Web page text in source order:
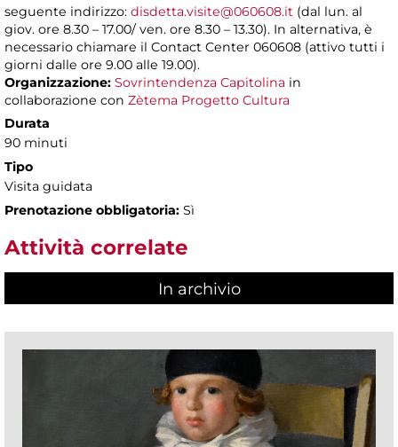
seguente indirizzo: disdetta.visite@060608.it (dal lun. al
giov. ore 8.30 – 17.00/ ven. ore 8.30 – 13.30). In alternativa, è
necessario chiamare il Contact Center 060608 (attivo tutti i
giorni dalle ore 9.00 alle 19.00).
Organizzazione: Sovrintendenza Capitolina in
collaborazione con Zètema Progetto Cultura
Durata
90 minuti
Tipo
Visita guidata
Prenotazione obbligatoria: Sì
Attività correlate
In archivio